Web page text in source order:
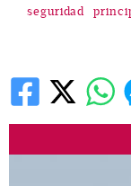
seguridad